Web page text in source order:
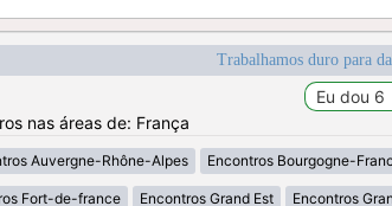
Trabalhamos duro para
nas áreas de: França
Auvergne-Rhône-Alpes Encontros Bourgogne-
Fort-de-france Encontros Grand Est Encontros